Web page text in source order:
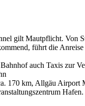
gilt Mautpflicht. Von
führt die
auch Taxis zur
170 km, Allgäu Airport
Hafen.